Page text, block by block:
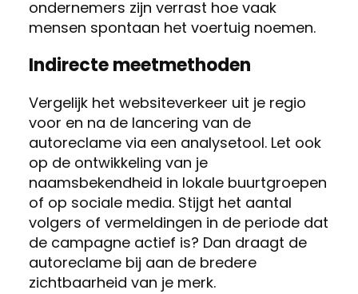
ondernemers zijn verrast hoe vaak
mensen spontaan het voertuig noemen.
Indirecte meetmethoden
Vergelijk het websiteverkeer uit je regio
voor en na de lancering van de
autoreclame via een analysetool. Let ook
op de ontwikkeling van je
naamsbekendheid in lokale buurtgroepen
of op sociale media. Stijgt het aantal
volgers of vermeldingen in de periode dat
de campagne actief is? Dan draagt de
autoreclame bij aan de bredere
zichtbaarheid van je merk.